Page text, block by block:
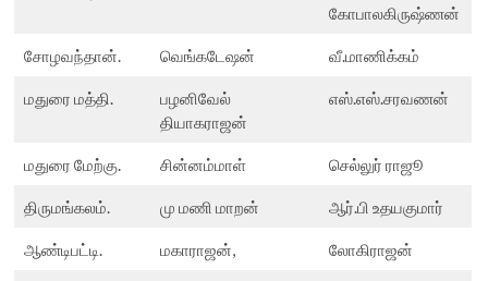
கோபாலகிருஷ்ணன்
சோழவந்தான். வெங்கடேஷன் வீ.மாணிக்கம்
மதுரை மத்தி.
பழனிவேல்
தியாகராஜன்
எஸ்.எஸ்.சரவணன்
மதுரை மேற்கு. சின்னம்மாள் செல்லுர் ராஜூ
திருமங்கலம். மு மணி மாறன் ஆர்.பி உதயகுமார்
ஆண்டிபட்டி. மகாராஜன், லோகிராஜன்